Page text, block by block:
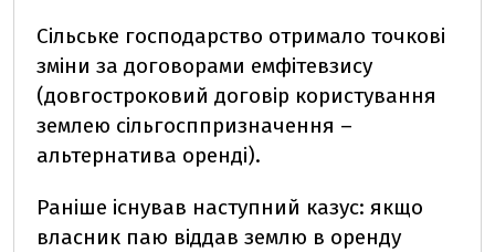
Сільське господарство отримало точкові
зміни за договорами емфітевзису
(довгостроковий договір користування
землею сільгосппризначення –
альтернатива оренді).
Раніше існував наступний казус: якщо
власник паю віддав землю в оренду